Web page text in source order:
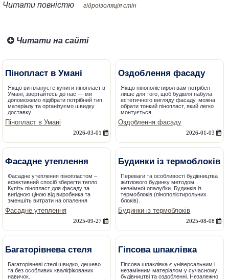
Читати повністю гідроізоляція стін
Читати на сайті
Пінопласт в Умані
Якщо ви плануєте купити пінопласт в
Умані, звертайтесь до нас — ми
допоможемо підібрати потрібний тип
матеріалу та організуємо швидку
доставку.
Пінопласт в Умані
2026-03-01
Оздоблення фасаду
Якщо пінополістирол вам потрібен
лише для того, щоб будівля набула
естетичного вигляду фасаду, можна
обрати тонкий пінопласт, який легко
монтується.
Оздоблення фасаду
2026-01-03
Фасадне утеплення
Фасадне утеплення пінопластом –
ефективний спосіб зберегти тепло.
Купіть пінопласт для фасаду за
вигідною ціною від виробника та
зменшіть витрати на опалення
Фасадне утеплення
2025-09-27
Будинки із термоблоків
Переваги та особливості будівництва
житлового будинку методом
незнімної опалубки. Будинків із
термоблоків (пінополістирольних
блоків).
Будинки із термоблоків
2025-08-08
Багаторівнева стеля
Багаторівневі стелі швидко, дешево
та без особливих кваліфікованих
навичок.
Гіпсова шпаклівка
Гіпсова шпаклівка є універсальним і
незамінним матеріалом у сучасному
будівництві та оздобленні. Незалежно